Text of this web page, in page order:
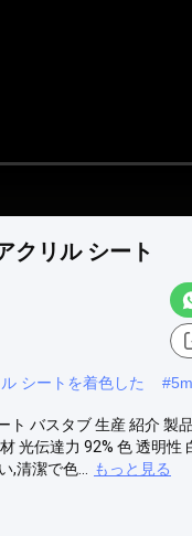
クリル シート
シートを着色した #
バスタブ 生産 紹介
光伝達力 92% 色 透明
清潔で色...
もっと見る